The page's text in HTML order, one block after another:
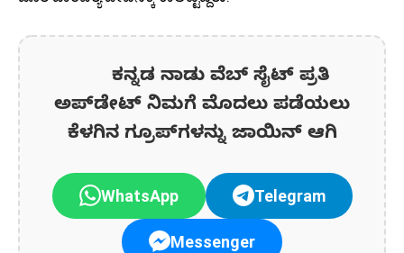
ಕನ್ನಡ ನಾಡು ವೆಬ್ ಸೈಟ್ ಪ್ರತಿ
ಅಪ್‌ಡೇಟ್‌ ನಿಮಗೆ ಮೊದಲು ಪಡೆಯಲು
ಕೆಳಗಿನ ಗ್ರೂಪ್‌ಗಳನ್ನು ಜಾಯಿನ್ ಆಗಿ
WhatsApp Telegram
Messenger